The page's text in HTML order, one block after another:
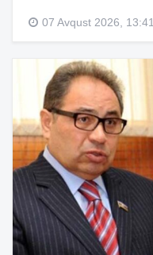
07 Avqust 2026, 13:41